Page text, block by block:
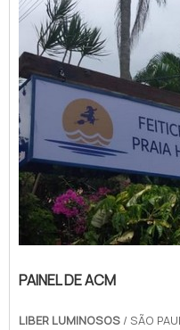
PRODUTO
podem se tornar
pessoa...
PAINEL DE ACM
LIBER LUMINOSOS / SÃO